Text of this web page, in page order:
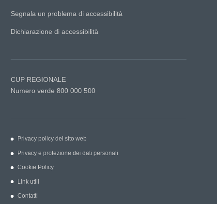
Segnala un problema di accessibilità
Dichiarazione di accessibilità
CUP REGIONALE
Numero verde 800 000 500
Privacy policy del sito web
Privacy e protezione dei dati personali
Cookie Policy
Link utili
Contatti